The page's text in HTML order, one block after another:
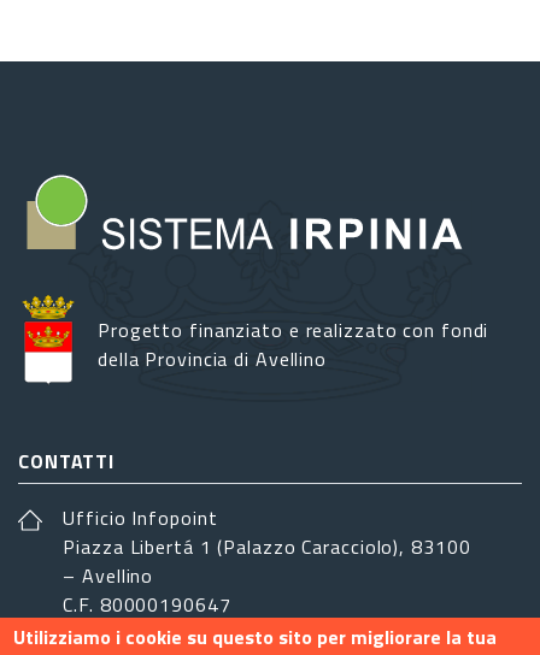
Progetto finanziato e realizzato con fondi
della Provincia di Avellino
CONTATTI
Ufficio Infopoint
Piazza Libertá 1 (Palazzo Caracciolo), 83100
– Avellino
C.F. 80000190647
Utilizziamo i cookie su questo sito per migliorare la tua